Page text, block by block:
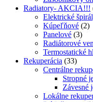
Radiatory- AKCIA!!!
Elektrické
Kúpeľňové (2)
Panelové (3)
Radiátorové
Termostatické
Rekuperácia (33)
Centrálne
Stropné
Závesné
Lokálne